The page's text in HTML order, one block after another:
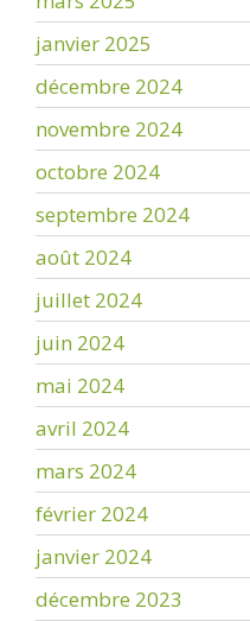
janvier 2025
décembre 2024
novembre 2024
octobre 2024
septembre 2024
août 2024
juillet 2024
juin 2024
mai 2024
avril 2024
mars 2024
février 2024
janvier 2024
décembre 2023